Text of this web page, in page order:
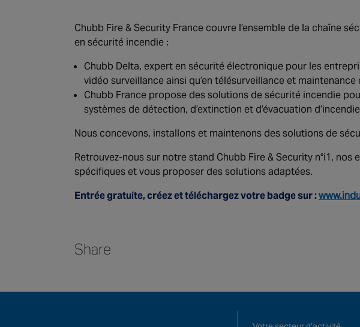
Chubb Fire & Security France couvre l’ensemble de la chaîne
en sécurité incendie :
Chubb Delta, expert en sécurité électronique pour les
vidéo surveillance ainsi qu’en télésurveillance et
Chubb France propose des solutions de sécurité incendie
systèmes de détection, d’extinction et d’évacuation
Nous concevons, installons et maintenons des solutions de
Retrouvez-nous sur notre stand Chubb Fire & Security n°i1,
spécifiques et vous proposer des solutions adaptées.
Entrée gratuite, créez et téléchargez votre badge sur :
Share